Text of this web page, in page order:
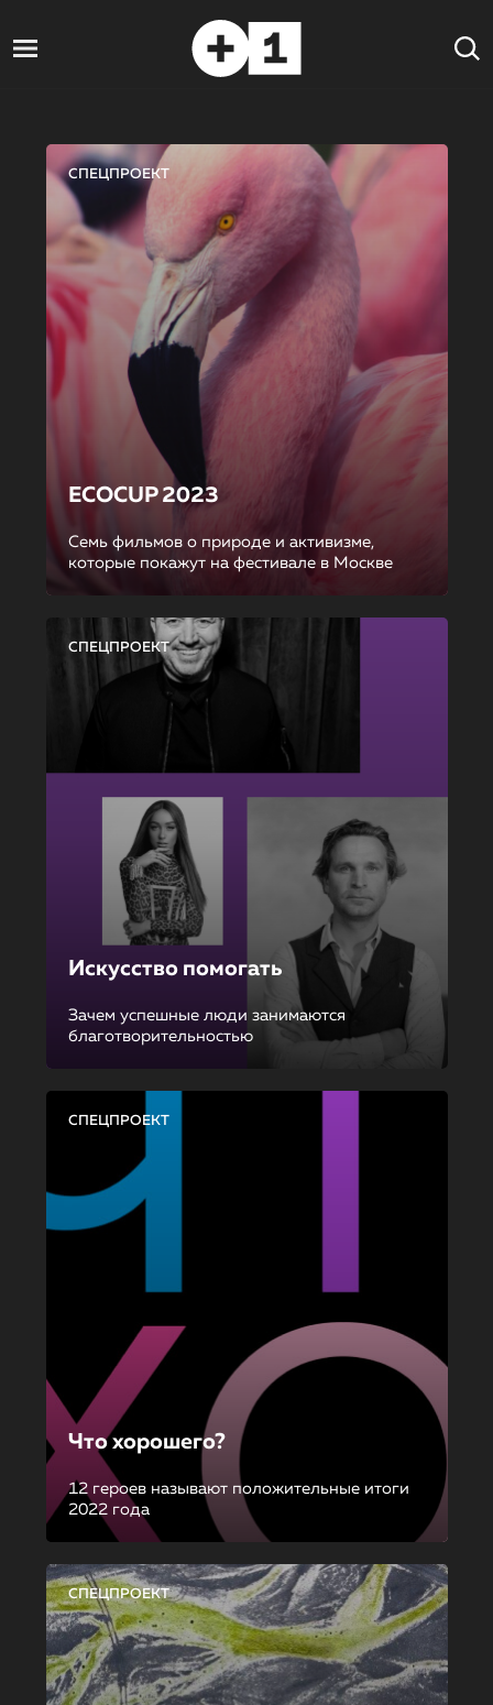
СПЕЦПРОЕКТ
ECOCUP 2023
Семь фильмов о природе и активизме,
которые покажут на фестивале в Москве
СПЕЦПРОЕКТ
Искусство помогать
Зачем успешные люди занимаются
благотворительностью
СПЕЦПРОЕКТ
Что хорошего?
12 героев называют положительные итоги
2022 года
СПЕЦПРОЕКТ